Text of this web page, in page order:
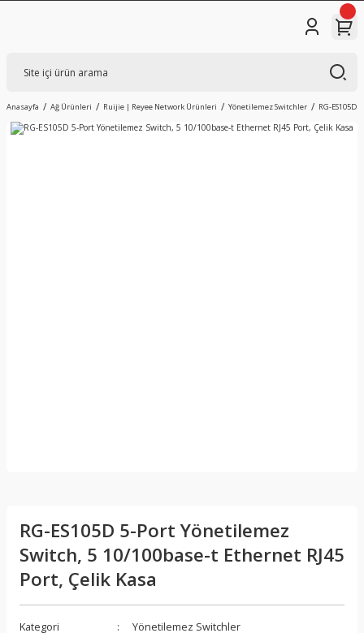
Anasayfa Ağ Ürünleri Ruijie | Reyee Network Ürünleri Yönetilemez Switchler RG-ES105D
RG-ES105D 5-Port Yönetilemez
Switch, 5 10/100base-t Ethernet RJ45
Port, Çelik Kasa
Kategori
Yönetilemez Switchler